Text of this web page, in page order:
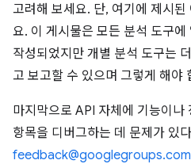
고려해 보세요. 단, 여기에 제시된
요. 이 게시물은 모든 분석 도구
작성되었지만 개별 분석 도구는
고 보고할 수 있으며 그렇게 해야
마지막으로 API 자체에 기능이나
항목을 디버그하는 데 문제가 있
feedback@googlegroups.com